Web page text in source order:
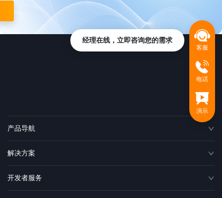
产品导航
解决方案
开发者服务
客服
电话
演示
经理在线，立即咨询您的需求